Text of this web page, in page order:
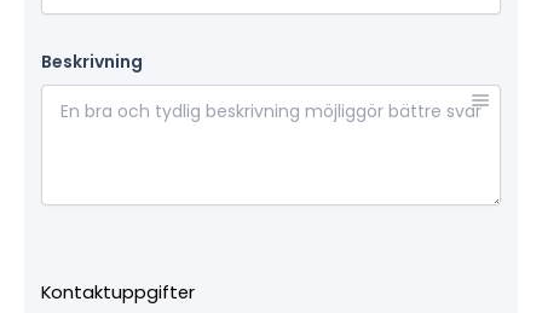
Beskrivning
Kontaktuppgifter